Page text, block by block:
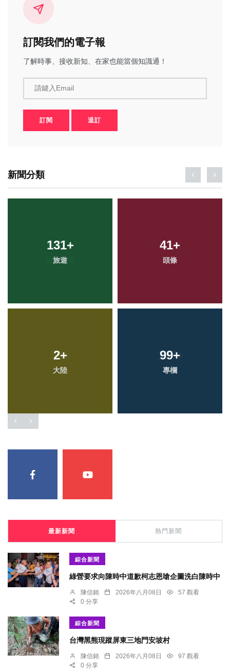
訂閱我們的電子報
了解時事、接收新知、在家也能當個知識通！
請鍵入Email
訂閱 退訂
新聞分類
131+
旅遊
41+
頭條
2+
大陸
99+
專欄
最新新聞 熱門新聞
綜合新聞
綠營要求向陳時中道歉柯志恩嗆企圖洗白陳時中
陳信銘 2026年八月08日
57 觀看
0 分享
綜合新聞
台灣黑熊現蹤屏東三地門安坡村
陳信銘 2026年八月08日
97 觀看
0 分享